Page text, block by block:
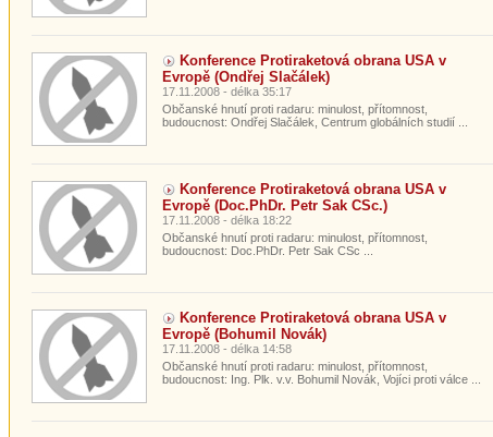
Konference Protiraketová obrana USA v
Evropě (Ondřej Slačálek)
17.11.2008 - délka 35:17
Občanské hnutí proti radaru: minulost, přítomnost,
budoucnost: Ondřej Slačálek, Centrum globálních studií ...
Konference Protiraketová obrana USA v
Evropě (Doc.PhDr. Petr Sak CSc.)
17.11.2008 - délka 18:22
Občanské hnutí proti radaru: minulost, přítomnost,
budoucnost: Doc.PhDr. Petr Sak CSc ...
Konference Protiraketová obrana USA v
Evropě (Bohumil Novák)
17.11.2008 - délka 14:58
Občanské hnutí proti radaru: minulost, přítomnost,
budoucnost: Ing. Plk. v.v. Bohumil Novák, Vojíci proti válce ...